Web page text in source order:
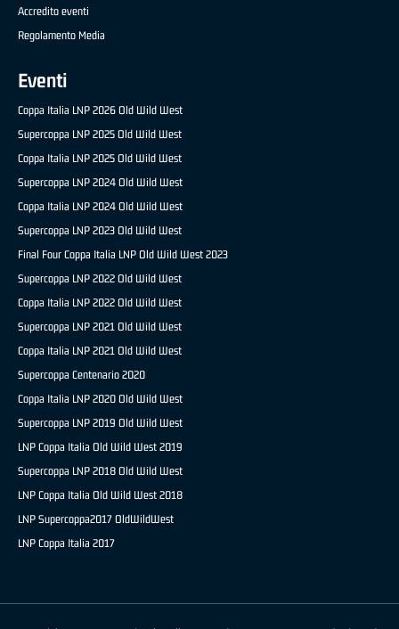
Accredito eventi
Regolamento Media
Eventi
Coppa Italia LNP 2026 Old Wild West
Supercoppa LNP 2025 Old Wild West
Coppa Italia LNP 2025 Old Wild West
Supercoppa LNP 2024 Old Wild West
Coppa Italia LNP 2024 Old Wild West
Supercoppa LNP 2023 Old Wild West
Final Four Coppa Italia LNP Old Wild West 2023
Supercoppa LNP 2022 Old Wild West
Coppa Italia LNP 2022 Old Wild West
Supercoppa LNP 2021 Old Wild West
Coppa Italia LNP 2021 Old Wild West
Supercoppa Centenario 2020
Coppa Italia LNP 2020 Old Wild West
Supercoppa LNP 2019 Old Wild West
LNP Coppa Italia Old Wild West 2019
Supercoppa LNP 2018 Old Wild West
LNP Coppa Italia Old Wild West 2018
LNP Supercoppa2017 OldWildWest
LNP Coppa Italia 2017